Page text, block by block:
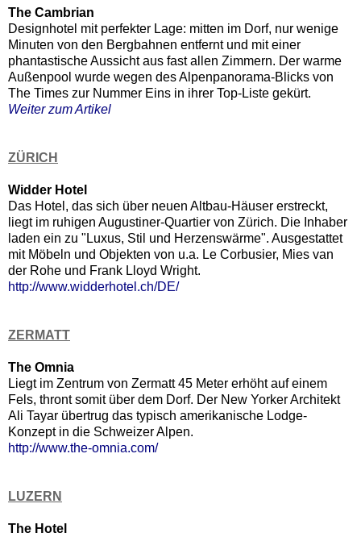
The Cambrian
Designhotel mit perfekter Lage: mitten im Dorf, nur wenige
Minuten von den Bergbahnen entfernt und mit einer
phantastische Aussicht aus fast allen Zimmern. Der warme
Außenpool wurde wegen des Alpenpanorama-Blicks von
The Times zur Nummer Eins in ihrer Top-Liste gekürt.
Weiter zum Artikel
ZÜRICH
Widder Hotel
Das Hotel, das sich über neuen Altbau-Häuser erstreckt,
liegt im ruhigen Augustiner-Quartier von Zürich. Die Inhaber
laden ein zu "Luxus, Stil und Herzenswärme". Ausgestattet
mit Möbeln und Objekten von u.a. Le Corbusier, Mies van
der Rohe und Frank Lloyd Wright.
http://www.widderhotel.ch/DE/
ZERMATT
The Omnia
Liegt im Zentrum von Zermatt 45 Meter erhöht auf einem
Fels, thront somit über dem Dorf. Der New Yorker Architekt
Ali Tayar übertrug das typisch amerikanische Lodge-
Konzept in die Schweizer Alpen.
http://www.the-omnia.com/
LUZERN
The Hotel